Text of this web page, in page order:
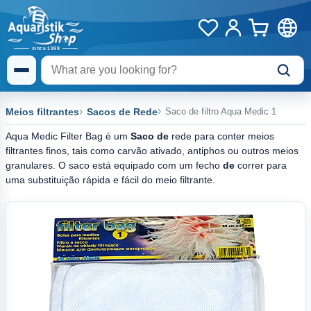
Meios filtrantes Sacos de Rede Saco de filtro Aqua Medic 1
Aqua Medic Filter Bag é um Saco de rede para conter meios
filtrantes finos, tais como carvão ativado, antiphos ou outros meios
granulares. O saco está equipado com um fecho de correr para
uma substituição rápida e fácil do meio filtrante.